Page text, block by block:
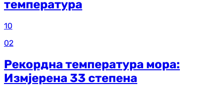
температура
10
02
Рекордна температура мора:
Измјерена 33 степена